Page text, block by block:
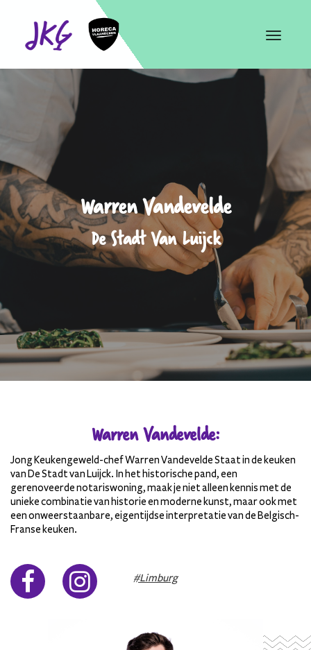
Toggle
Warren Vandevelde
De Stadt Van Luijck
Warren Vandevelde:
Jong Keukengeweld-chef Warren Vandevelde Staat in de keuken
van De Stadt van Luijck. In het historische pand, een
gerenoveerde notariswoning, maak je niet alleen kennis met de
unieke combinatie van historie en moderne kunst, maar ook met
een onweerstaanbare, eigentijdse interpretatie van de Belgisch-
Franse keuken.
#Limburg